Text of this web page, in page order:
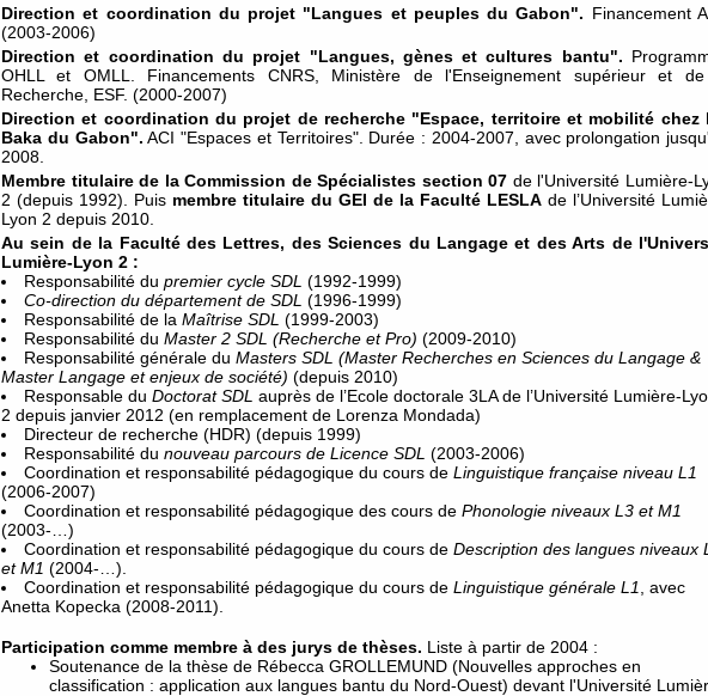
Direction et coordination du projet "Langues et peuples du Gabon". Financement
(2003-2006)
Direction et coordination du projet "Langues, gènes et cultures bantu".
OHLL et OMLL. Financements CNRS, Ministère de l'Enseignement supérieur et
Recherche, ESF. (2000-2007)
Direction et coordination du projet de recherche "Espace, territoire et mobilité chez
Baka du Gabon". ACI "Espaces et Territoires". Durée : 2004-2007, avec prolongation
2008.
Membre titulaire de la Commission de Spécialistes section 07 de l'Université Lumière-
2 (depuis 1992). Puis membre titulaire du GEI de la Faculté LESLA de l’Université
Lyon 2 depuis 2010.
Au sein de la Faculté des Lettres, des Sciences du Langage et des Arts de
Lumière-Lyon 2 :
Responsabilité du premier cycle SDL (1992-1999)
Co-direction du département de SDL (1996-1999)
Responsabilité de la Maîtrise SDL (1999-2003)
Responsabilité du Master 2 SDL (Recherche et Pro) (2009-2010)
Responsabilité générale du Masters SDL (Master Recherches en Sciences du Langage &
Master Langage et enjeux de société) (depuis 2010)
Responsable du Doctorat SDL auprès de l’Ecole doctorale 3LA de l’Université Lumière-
2 depuis janvier 2012 (en remplacement de Lorenza Mondada)
Directeur de recherche (HDR) (depuis 1999)
Responsabilité du nouveau parcours de Licence SDL (2003-2006)
Coordination et responsabilité pédagogique du cours de Linguistique française niveau L1
(2006-2007)
Coordination et responsabilité pédagogique des cours de Phonologie niveaux L3 et M1
(2003-…)
Coordination et responsabilité pédagogique du cours de Description des langues niveaux
et M1 (2004-…).
Coordination et responsabilité pédagogique du cours de Linguistique générale L1
, avec
Anetta Kopecka (2008-2011).
Participation comme membre à des jurys de thèses. Liste à partir de 2004 :
Soutenance de la thèse de Rébecca GROLLEMUND (Nouvelles approches en
classification : application aux langues bantu du Nord-Ouest) devant l'Université